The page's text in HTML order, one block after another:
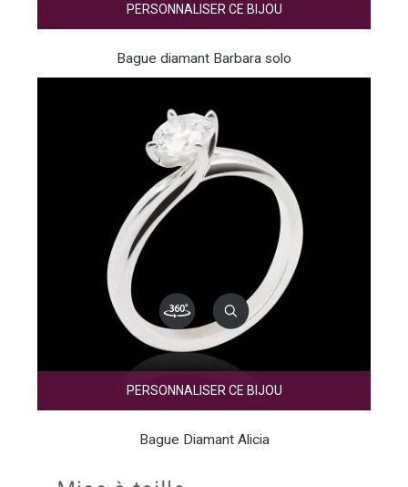
PERSONNALISER CE BIJOU
Bague diamant Barbara solo
PERSONNALISER CE BIJOU
Bague Diamant Alicia